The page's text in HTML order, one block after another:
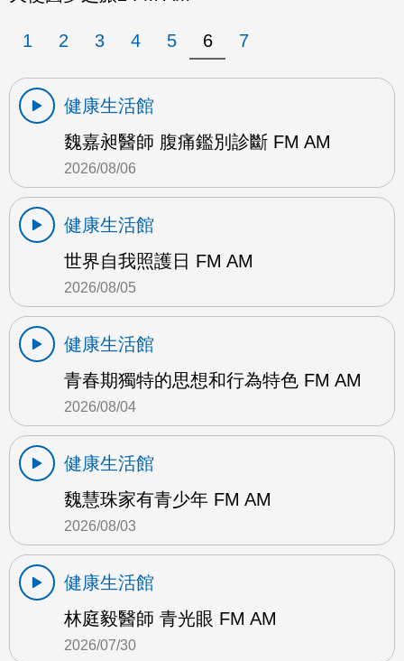
1 2 3 4 5 6 7
健康生活館
魏嘉昶醫師 腹痛鑑別診斷 FM AM
2026/08/06
健康生活館
世界自我照護日 FM AM
2026/08/05
健康生活館
青春期獨特的思想和行為特色 FM AM
2026/08/04
健康生活館
魏慧珠家有青少年 FM AM
2026/08/03
健康生活館
林庭毅醫師 青光眼 FM AM
2026/07/30